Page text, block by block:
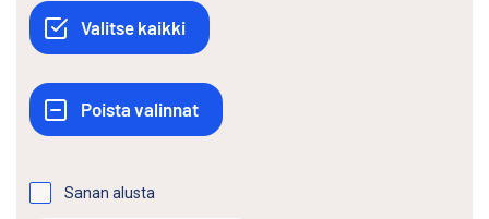
Sanan alusta